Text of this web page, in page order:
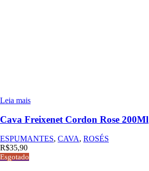
Leia mais
Cava Freixenet Cordon Rose 200Ml
ESPUMANTES, CAVA, ROSÉS
R$35,90
Esgotado